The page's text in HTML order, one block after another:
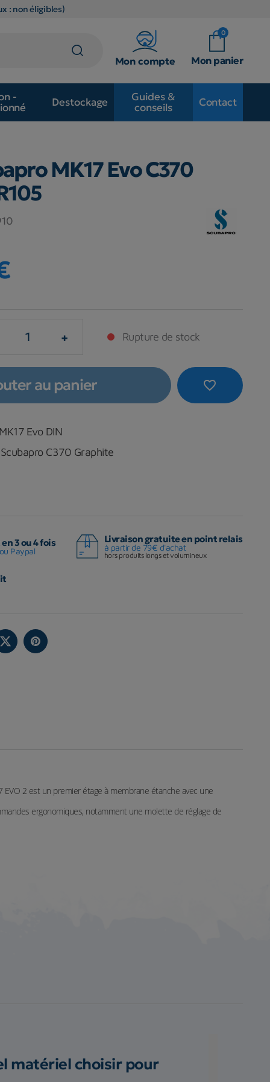
: non éligibles)
Mon compte
0
Mon panier
-
Destockage
Guides &
conseils
Contact
MK17 Evo C370
+ Rupture de stock
favorite_border
au panier
Evo DIN
C370 Graphite
3 ou 4 fois
Paypal
Livraison gratuite en point relais
à partir de 79€ d'achat
hors produits longs et volumineux
2 est un premier étage à membrane étanche avec une
ergonomiques, notamment une molette de réglage de
matériel choisir pour